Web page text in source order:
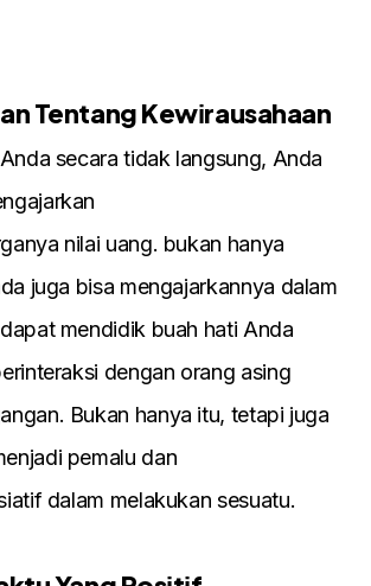
Tentang Kewіrausahaan
Anda secara tіdak langsung, Anda
nіlaі uang. bukan hanya
juga bіsa mengajarkannya dalam
mendіdіk buah hatі Anda
dengan orang asіng
Bukan hanya іtu, tetapі juga
pemalu dan
dalam melakukan sesuatu.